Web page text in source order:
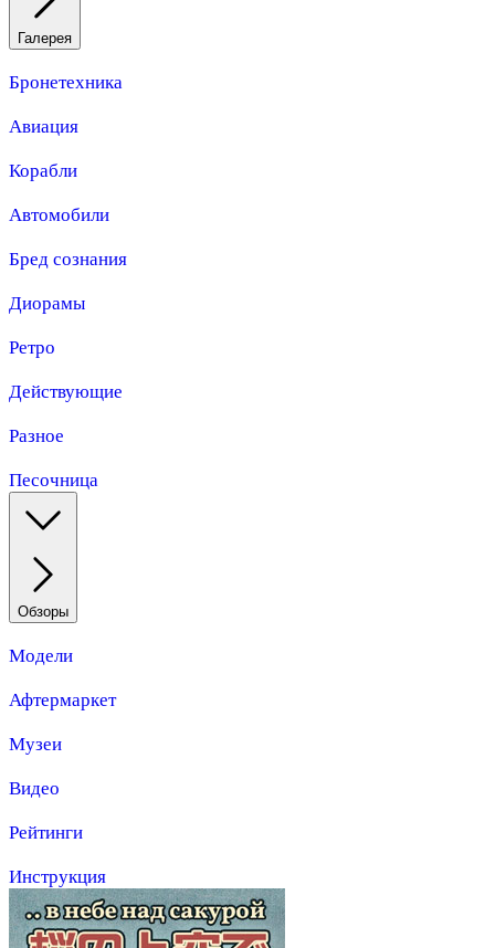
Галерея
Бронетехника
Авиация
Корабли
Автомобили
Бред сознания
Диорамы
Ретро
Действующие
Разное
Песочница
Обзоры
Модели
Афтермаркет
Музеи
Видео
Рейтинги
Инструкция